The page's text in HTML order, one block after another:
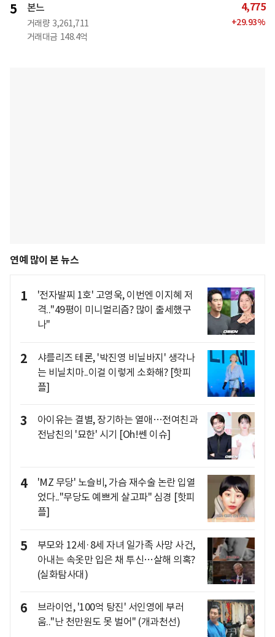
5 본느
거래량 3,261,711
거래대금 148.4억
4,775
+29.93%
연예 많이 본 뉴스
1
'전자발찌 1호' 고영욱, 이번엔 이지혜 저
격.."49평이 미니멀리즘? 많이 출세했구
나"
2
샤를리즈 테론, '박진영 비닐바지' 생각나
는 비닐치마..이걸 이렇게 소화해? [핫피
플]
3
아이유는 결별, 장기하는 열애…전여친과
전남친의 '묘한' 시기 [Oh!쎈 이슈]
4
'MZ 무당' 노슬비, 가슴 재수술 논란 입열
었다.."무당도 예쁘게 살고파" 심경 [핫피
플]
5
부모와 12세·8세 자녀 일가족 사망 사건,
아내는 속옷만 입은 채 투신…살해 의혹?
(실화탐사대)
6
브라이언, '100억 탕진' 서인영에 부러
움.."난 천만원도 못 벌어" (개과천선)